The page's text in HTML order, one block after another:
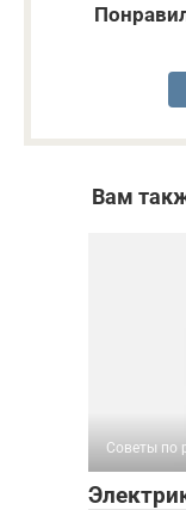
Вам
Советы по